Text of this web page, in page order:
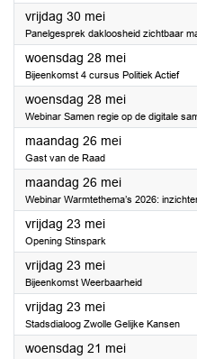
vrijdag 30 mei2025
Panelgesprek dakloosheid zichtbaar
woensdag 28 mei2025
Bijeenkomst 4 cursus Politiek Actief
woensdag 28 mei2025
Webinar Samen regie op de digitale
maandag 26 mei2025
Gast van de Raad
maandag 26 mei2025
Webinar Warmtethema’s 2026:
vrijdag 23 mei2025
Opening Stinspark
vrijdag 23 mei2025
Bijeenkomst Weerbaarheid
vrijdag 23 mei2025
Stadsdialoog Zwolle Gelijke Kansen
woensdag 21 mei2025